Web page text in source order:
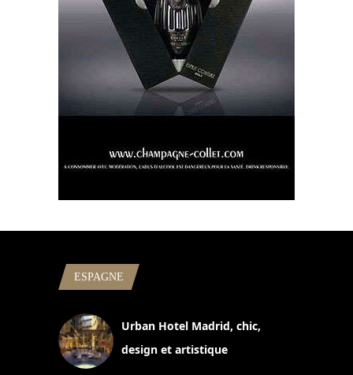
ESPAGNE
Urban Hotel Madrid, chic,
design et artistique